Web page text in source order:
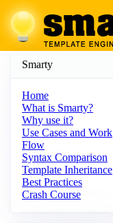
Smarty
Home
What is Smarty?
Why use it?
Use Cases and Work
Flow
Syntax Comparison
Template Inheritance
Best Practices
Crash Course